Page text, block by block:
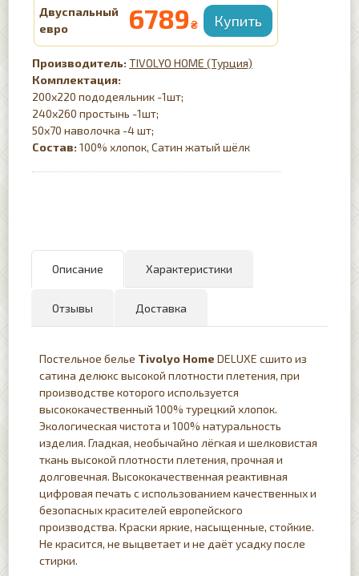
Двуспальный
евро
6789₴
TIVOLYO HOME (Турция)
Комплектация:
200х220 пододеяльник -1шт;
240х260 простынь -1шт;
50х70 наволочка -4 шт;
Состав: 100% хлопок, Сатин жатый шёлк
Описание Характеристики
Отзывы Доставка
Постельное белье Tivolyo Home DELUXE сшито из
сатина делюкс высокой плотности плетения, при
производстве которого используется
высококачественный 100% турецкий хлопок.
Экологическая чистота и 100% натуральность
изделия. Гладкая, необычайно лёгкая и шелковистая
ткань высокой плотности плетения, прочная и
долговечная. Высококачественная реактивная
цифровая печать с использованием качественных и
безопасных красителей европейского
производства. Краски яркие, насыщенные, стойкие.
Не красится, не выцветает и не даёт усадку после
стирки.